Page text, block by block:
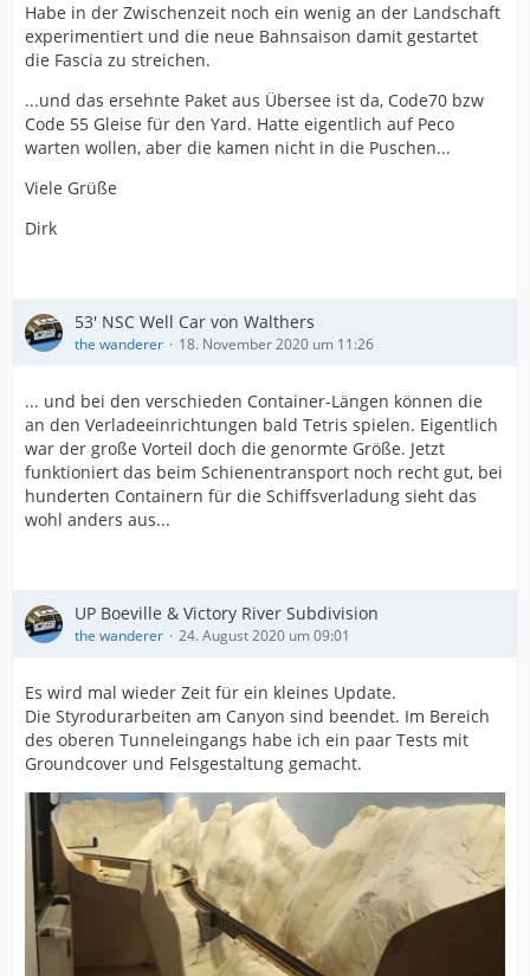
Habe in der Zwischenzeit noch ein wenig an der Landschaft
experimentiert und die neue Bahnsaison damit gestartet
die Fascia zu streichen.
...und das ersehnte Paket aus Übersee ist da, Code70 bzw
Code 55 Gleise für den Yard. Hatte eigentlich auf Peco
warten wollen, aber die kamen nicht in die Puschen...
Viele Grüße
Dirk
53' NSC Well Car von Walthers
the wanderer 18. November 2020 um 11:26
... und bei den verschieden Container-Längen können die
an den Verladeeinrichtungen bald Tetris spielen. Eigentlich
war der große Vorteil doch die genormte Größe. Jetzt
funktioniert das beim Schienentransport noch recht gut, bei
hunderten Containern für die Schiffsverladung sieht das
wohl anders aus...
UP Boeville & Victory River Subdivision
the wanderer 24. August 2020 um 09:01
Es wird mal wieder Zeit für ein kleines Update.
Die Styrodurarbeiten am Canyon sind beendet. Im Bereich
des oberen Tunneleingangs habe ich ein paar Tests mit
Groundcover und Felsgestaltung gemacht.